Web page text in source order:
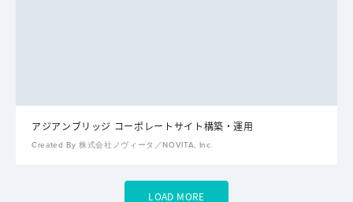
アジアンブリッジ コーポレートサイト構築・運用
Created By 株式会社ノヴィータ／NOVITA, Inc.
LOAD MORE